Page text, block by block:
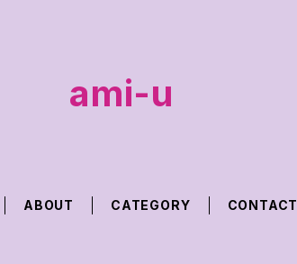
ami-u
ABOUT CATEGORY CONTACT